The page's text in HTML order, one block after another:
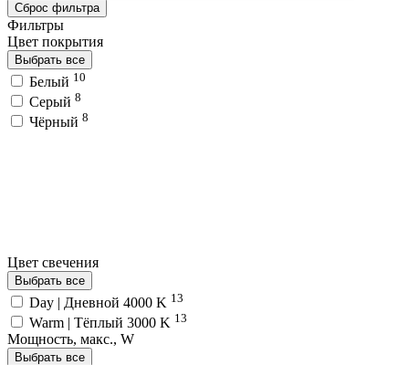
Сброс фильтра
Фильтры
Цвет покрытия
Выбрать все
Белый 10
Серый 8
Чёрный 8
Цвет свечения
Выбрать все
Day | Дневной 4000 K 13
Warm | Тёплый 3000 K 13
Мощность, макс., W
Выбрать все